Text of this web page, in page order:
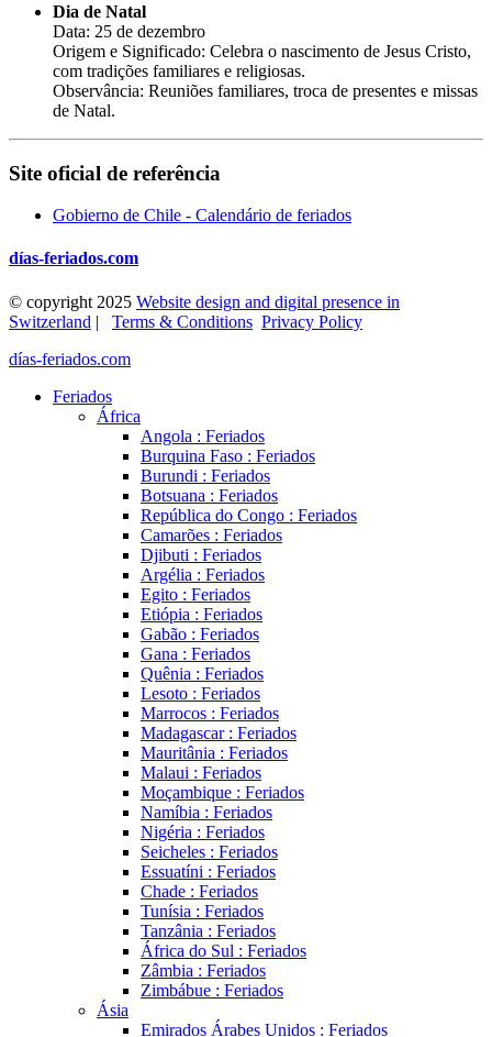
Dia de Natal
Data: 25 de dezembro
Origem e Significado: Celebra o nascimento de Jesus Cristo,
com tradições familiares e religiosas.
Observância: Reuniões familiares, troca de presentes e missas
de Natal.
Site oficial de referência
Gobierno de Chile - Calendário de feriados
días-feriados.com
© copyright 2025 Website design and digital presence in
Switzerland | Terms & Conditions Privacy Policy
días-feriados.com
Feriados
África
Angola : Feriados
Burquina Faso : Feriados
Burundi : Feriados
Botsuana : Feriados
República do Congo : Feriados
Camarões : Feriados
Djibuti : Feriados
Argélia : Feriados
Egito : Feriados
Etiópia : Feriados
Gabão : Feriados
Gana : Feriados
Quênia : Feriados
Lesoto : Feriados
Marrocos : Feriados
Madagascar : Feriados
Mauritânia : Feriados
Malaui : Feriados
Moçambique : Feriados
Namíbia : Feriados
Nigéria : Feriados
Seicheles : Feriados
Essuatíni : Feriados
Chade : Feriados
Tunísia : Feriados
Tanzânia : Feriados
África do Sul : Feriados
Zâmbia : Feriados
Zimbábue : Feriados
Ásia
Emirados Árabes Unidos : Feriados